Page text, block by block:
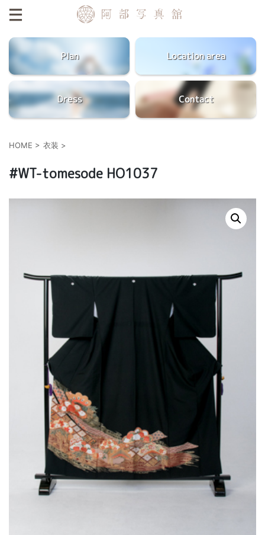
Plan Location area
Dress Contact
HOME > 衣装 >
#WT-tomesode HO1037